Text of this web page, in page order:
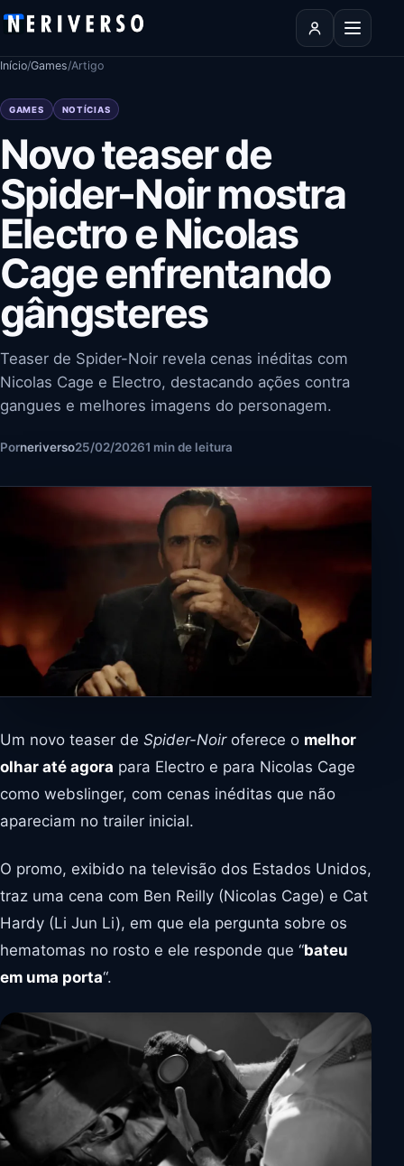
Pular para o conteúdo
Abrir
Início/Games/Artigo
GAMES NOTÍCIAS
Novo teaser de
Spider-Noir mostra
Electro e Nicolas
Cage enfrentando
gângsteres
Teaser de Spider-Noir revela cenas inéditas com
Nicolas Cage e Electro, destacando ações contra
gangues e melhores imagens do personagem.
Porneriverso25/02/20261 min de leitura
Um novo teaser de Spider-Noiroferece o melhor
olhar até agora para Electro e para Nicolas Cage
como webslinger, com cenas inéditas que não
apareciam no trailer inicial.
O promo, exibido na televisão dos Estados Unidos,
traz uma cena com Ben Reilly (Nicolas Cage) e Cat
Hardy (Li Jun Li), em que ela pergunta sobre os
hematomas no rosto e ele responde que “bateu
em uma porta“.